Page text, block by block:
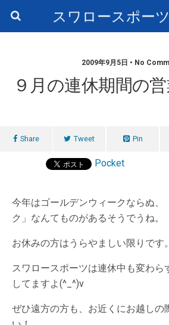
スワロースポー
2009年9月5日 • No
９月の連休期間の
Share Tweet Pin
Pocket
今年はゴールデンウィークならぬ、
ク」なんてものがあるそうでうね。
お休みの方はうらやましい限りです。
スワロースポーツは連休中も変わら
してますよ(^_^)v
ぜひ遠方の方も、お近くにお越しの